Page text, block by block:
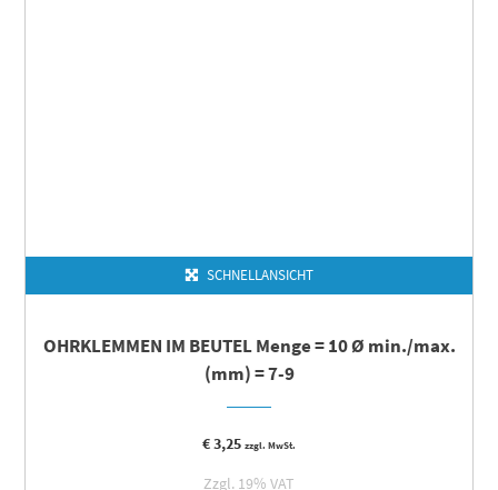
SCHNELLANSICHT
OHRKLEMMEN IM BEUTEL Menge = 10 Ø min./max.
(mm) = 7-9
€3,25 zzgl. MwSt.
Zzgl. 19% VAT